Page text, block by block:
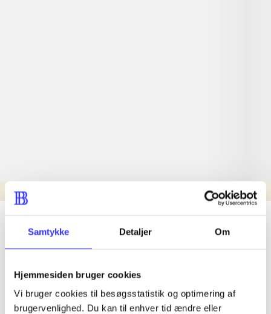
Samtykke Detaljer Om
Hjemmesiden bruger cookies
Vi bruger cookies til besøgsstatistik og optimering af
brugervenlighed. Du kan til enhver tid ændre eller
Nyhed
lorem ipsum dolor sit amet ...
lorem ipsum dolor sit amet ...
lorem ipsum dolor sit amet ...